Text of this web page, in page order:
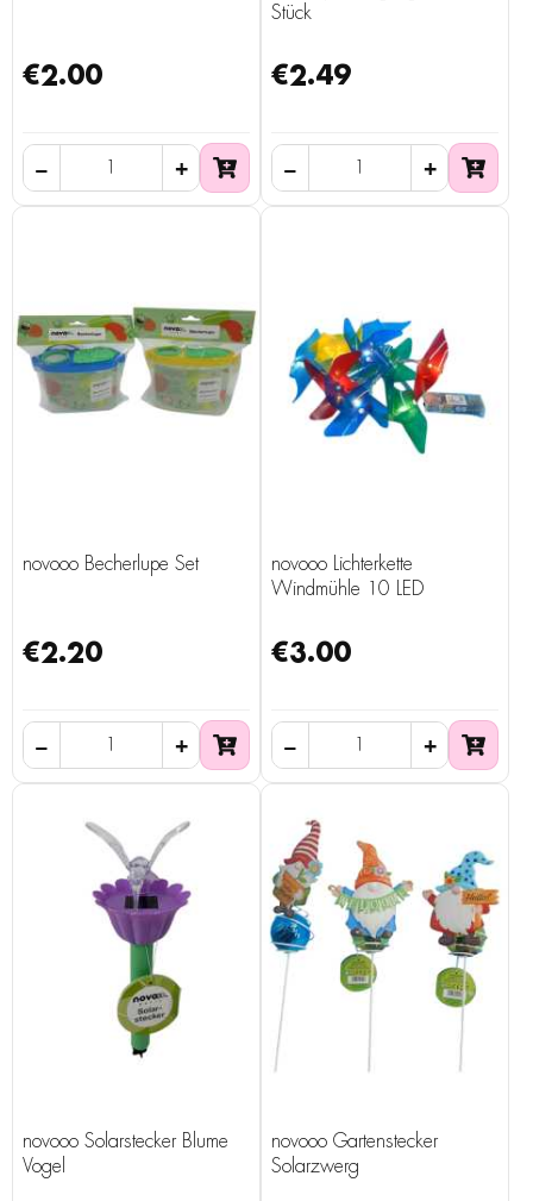
€2.00
Stück
€2.49
novooo Becherlupe Set
€2.20
novooo Lichterkette
Windmühle 10 LED
€3.00
novooo Solarstecker Blume
Vogel
novooo Gartenstecker
Solarzwerg